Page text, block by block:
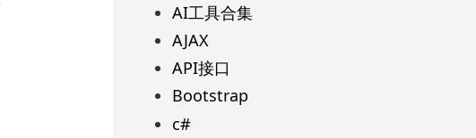
AI工具合集
AJAX
API接口
Bootstrap
c#